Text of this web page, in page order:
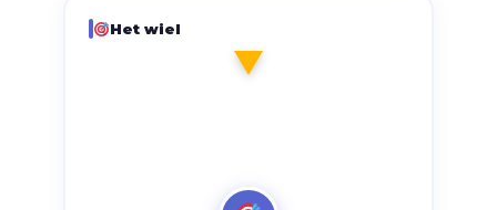
Het wiel